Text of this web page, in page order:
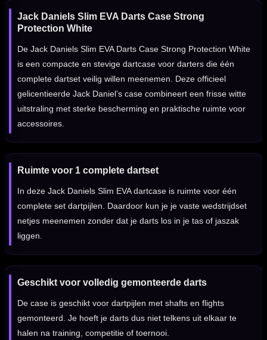
Jack Daniels Slim EVA Darts Case Strong
Protection White
De Jack Daniels Slim EVA Darts Case Strong Protection White
is een compacte en stevige dartcase voor darters die één
complete dartset veilig willen meenemen. Deze officieel
gelicentieerde Jack Daniel’s case combineert een frisse witte
uitstraling met sterke bescherming en praktische ruimte voor
accessoires.
Ruimte voor 1 complete dartset
In deze Jack Daniels Slim EVA dartcase is ruimte voor één
complete set dartpijlen. Daardoor kun je je vaste wedstrijdset
netjes meenemen zonder dat je darts los in je tas of jaszak
liggen.
Geschikt voor volledig gemonteerde darts
De case is geschikt voor dartpijlen met shafts en flights
gemonteerd. Je hoeft je darts dus niet telkens uit elkaar te
halen na training, competitie of toernooi.